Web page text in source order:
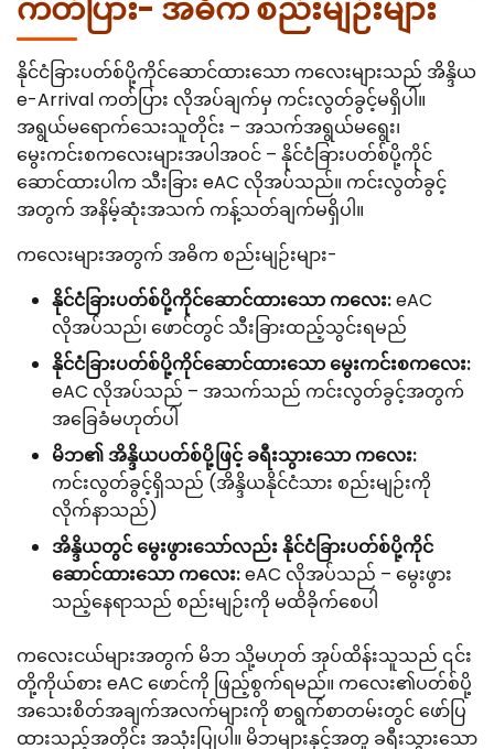
ကတ်ပြား- အဓိက စည်းမျဉ်းများ
နိုင်ငံခြားပတ်စ်ပို့ကိုင်ဆောင်ထားသော ကလေးများသည် အိန္ဒိယ
e-Arrival ကတ်ပြား လိုအပ်ချက်မှ ကင်းလွတ်ခွင့်မရှိပါ။
အရွယ်မရောက်သေးသူတိုင်း – အသက်အရွယ်မရွေး၊
မွေးကင်းစကလေးများအပါအဝင် – နိုင်ငံခြားပတ်စ်ပို့ကိုင်
ဆောင်ထားပါက သီးခြား eAC လိုအပ်သည်။ ကင်းလွတ်ခွင့်
အတွက် အနိမ့်ဆုံးအသက် ကန့်သတ်ချက်မရှိပါ။
ကလေးများအတွက် အဓိက စည်းမျဉ်းများ-
နိုင်ငံခြားပတ်စ်ပို့ကိုင်ဆောင်ထားသော ကလေး:eAC
လိုအပ်သည်၊ ဖောင်တွင် သီးခြားထည့်သွင်းရမည်
နိုင်ငံခြားပတ်စ်ပို့ကိုင်ဆောင်ထားသော မွေးကင်းစကလေး:
eAC လိုအပ်သည် – အသက်သည် ကင်းလွတ်ခွင့်အတွက်
အခြေခံမဟုတ်ပါ
မိဘ၏ အိန္ဒိယပတ်စ်ပို့ဖြင့် ခရီးသွားသော ကလေး:
ကင်းလွတ်ခွင့်ရှိသည် (အိန္ဒိယနိုင်ငံသား စည်းမျဉ်းကို
လိုက်နာသည်)
အိန္ဒိယတွင် မွေးဖွားသော်လည်း နိုင်ငံခြားပတ်စ်ပို့ကိုင်
ဆောင်ထားသော ကလေး:eAC လိုအပ်သည် – မွေးဖွား
သည့်နေရာသည် စည်းမျဉ်းကို မထိခိုက်စေပါ
ကလေးငယ်များအတွက် မိဘ သို့မဟုတ် အုပ်ထိန်းသူသည် ၎င်း
တို့ကိုယ်စား eAC ဖောင်ကို ဖြည့်စွက်ရမည်။ ကလေး၏ပတ်စ်ပို့
အသေးစိတ်အချက်အလက်များကို စာရွက်စာတမ်းတွင် ဖော်ပြ
ထားသည့်အတိုင်း အသုံးပြုပါ။ မိဘများနှင့်အတူ ခရီးသွားသော